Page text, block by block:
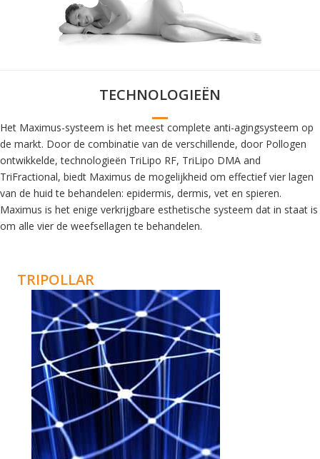
TECHNOLOGIEËN
Het Maximus-systeem is het meest complete anti-agingsysteem op
de markt. Door de combinatie van de verschillende, door Pollogen
ontwikkelde, technologieën TriLipo RF, TriLipo DMA and
TriFractional, biedt Maximus de mogelijkheid om effectief vier lagen
van de huid te behandelen: epidermis, dermis, vet en spieren.
Maximus is het enige verkrijgbare esthetische systeem dat in staat is
om alle vier de weefsellagen te behandelen.
TRIPOLLAR